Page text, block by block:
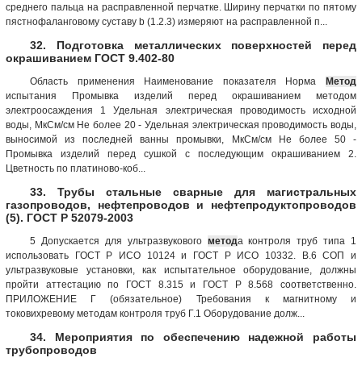
среднего пальца на расправленной перчатке. Ширину перчатки по пятому
пястнофаланговому суставу b (1.2.3) измеряют на расправленной п...
32. Подготовка металлических поверхностей перед
окрашиванием ГОСТ 9.402-80
Область применения Наименование показателя Норма Метод
испытания Промывка изделий перед окрашиванием методом
электроосаждения 1 Удельная электрическая проводимость исходной
воды, МкСм/см Не более 20 - Удельная электрическая проводимость воды,
выносимой из последней ванны промывки, МкСм/см Не более 50 -
Промывка изделий перед сушкой с последующим окрашиванием 2.
Цветность по платиново-коб...
33. Трубы стальные сварные для магистральных
газопроводов, нефтепроводов и нефтепродуктопроводов
(5). ГОСТ Р 52079-2003
5 Допускается для ультразвукового метода контроля труб типа 1
использовать ГОСТ Р ИСО 10124 и ГОСТ Р ИСО 10332. В.6 СОП и
ультразвуковые установки, как испытательное оборудование, должны
пройти аттестацию по ГОСТ 8.315 и ГОСТ Р 8.568 соответственно.
ПРИЛОЖЕНИЕ Г (обязательное) Требования к магнитному и
токовихревому методам контроля труб Г.1 Оборудование долж...
34. Мероприятия по обеспечению надежной работы
трубопроводов